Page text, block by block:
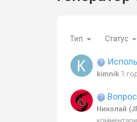
Тип Статус
kimnik 1
Николай